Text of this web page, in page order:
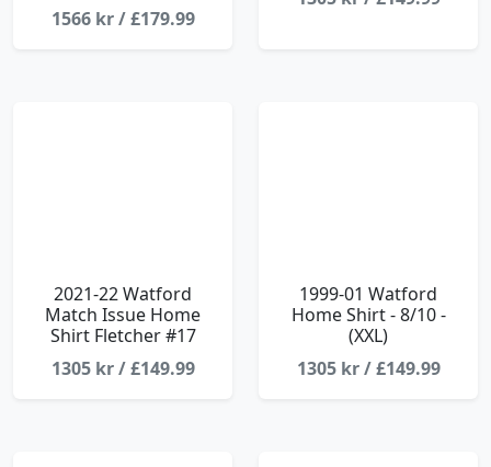
1566 kr / £179.99
2021-22 Watford
Match Issue Home
Shirt Fletcher #17
1305 kr / £149.99
1999-01 Watford
Home Shirt - 8/10 -
(XXL)
1305 kr / £149.99